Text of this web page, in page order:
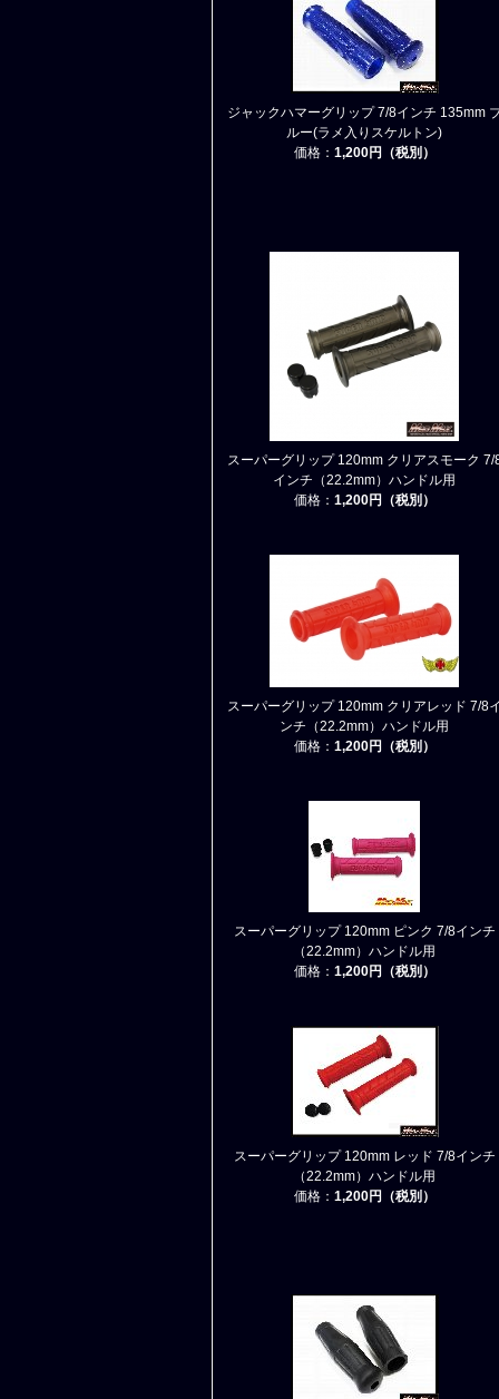
ジャックハマーグリップ 7/8インチ 135mm
ルー(ラメ入りスケルトン)
価格： 1,200円（税別）
スーパーグリップ 120mm クリアスモーク 7/
インチ（22.2mm）ハンドル用
価格： 1,200円（税別）
スーパーグリップ 120mm クリアレッド 7/8
ンチ（22.2mm）ハンドル用
価格： 1,200円（税別）
スーパーグリップ 120mm ピンク 7/8インチ
（22.2mm）ハンドル用
価格： 1,200円（税別）
スーパーグリップ 120mm レッド 7/8インチ
（22.2mm）ハンドル用
価格： 1,200円（税別）